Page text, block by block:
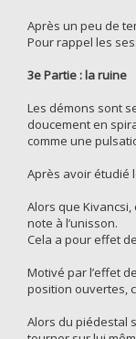
Après un peu de
Pour rappel les
3e Partie : la ruine
Les démons sont
doucement en
comme une
Après avoir étudié
Alors que
note à l’unisson.
Cela a pour effet
Motivé par l’effet
position ouvertes,
Alors du piédestal